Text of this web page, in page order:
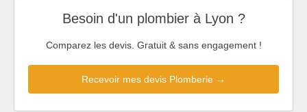
Besoin d'un plombier à Lyon ?
Comparez les devis. Gratuit & sans engagement !
Recevoir mes devis Plomberie →